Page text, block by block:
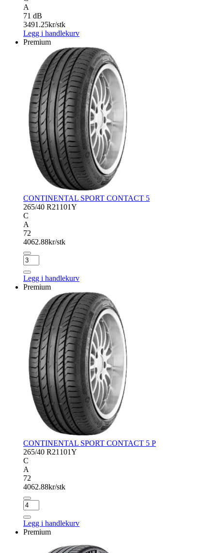
A
71 dB
3491.25kr/stk
Legg i handlekurv
Premium
CONTINENTAL SPORT CONTACT 5
265/40 R21 101Y
C
A
72
4062.88kr/stk
CONTINENTAL
SPORT
CONTACT
5
Legg i handlekurv
Premium
CONTINENTAL SPORT CONTACT 5 P
265/40 R21 101Y
C
A
72
4062.88kr/stk
CONTINENTAL
SPORT
CONTACT
5
Legg i handlekurv
Premium